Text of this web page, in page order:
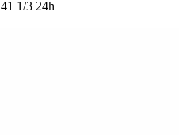
41 1/3 24h